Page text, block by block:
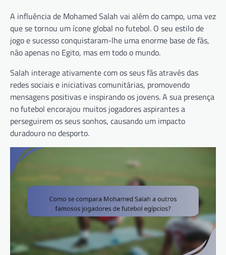
A influência de Mohamed Salah vai além do campo, uma vez
que se tornou um ícone global no futebol. O seu estilo de
jogo e sucesso conquistaram-lhe uma enorme base de fãs,
não apenas no Egito, mas em todo o mundo.
Salah interage ativamente com os seus fãs através das
redes sociais e iniciativas comunitárias, promovendo
mensagens positivas e inspirando os jovens. A sua presença
no futebol encorajou muitos jogadores aspirantes a
perseguirem os seus sonhos, causando um impacto
duradouro no desporto.